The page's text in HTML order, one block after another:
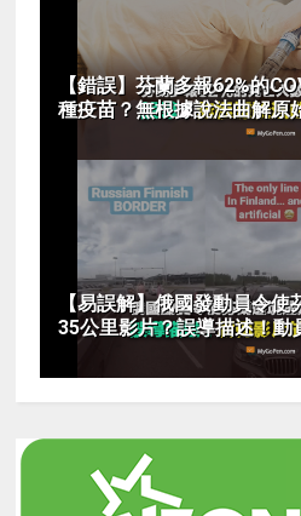
【錯誤】芬蘭多報62%的
種疫苗？無根據說法曲解原
【易誤解】俄國發動員令
35公里影片？誤導描述！動